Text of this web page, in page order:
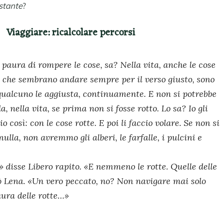
?
Viaggiare: ricalcolare percorsi
di rompere le cose, sa? Nella vita, anche le cose
sembrano andare sempre per il verso giusto, sono
le aggiusta, continuamente. E non si potrebbe
nella vita, se prima non si fosse rotto. Lo sa? Io gli
così: con le cose rotte. E poi li faccio volare. Se non si
non avremmo gli alberi, le farfalle, i pulcini e
disse Libero rapito. «E nemmeno le rotte. Quelle delle
«Un vero peccato, no? Non navigare mai solo
delle rotte…»